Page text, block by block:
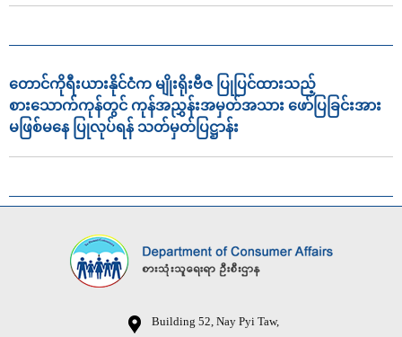
တောင်ကိုရီးယားနိုင်ငံက မျိုးရိုးဗီဇ ပြုပြင်ထားသည့်
စားသောက်ကုန်တွင် ကုန်အညွှန်းအမှတ်အသား ဖော်ပြခြင်းအား
မဖြစ်မနေ ပြုလုပ်ရန် သတ်မှတ်ပြဋ္ဌာန်း
Building 52, Nay Pyi Taw,